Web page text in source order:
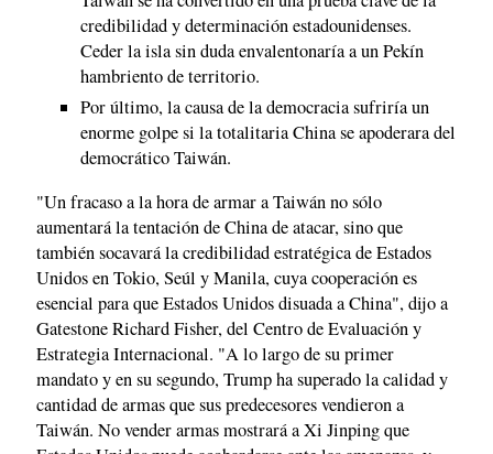
credibilidad y determinación estadounidenses.
Ceder la isla sin duda envalentonaría a un Pekín
hambriento de territorio.
Por último, la causa de la democracia sufriría un
enorme golpe si la totalitaria China se apoderara del
democrático Taiwán.
"Un fracaso a la hora de armar a Taiwán no sólo
aumentará la tentación de China de atacar, sino que
también socavará la credibilidad estratégica de Estados
Unidos en Tokio, Seúl y Manila, cuya cooperación es
esencial para que Estados Unidos disuada a China", dijo a
Gatestone Richard Fisher, del Centro de Evaluación y
Estrategia Internacional. "A lo largo de su primer
mandato y en su segundo, Trump ha superado la calidad y
cantidad de armas que sus predecesores vendieron a
Taiwán. No vender armas mostrará a Xi Jinping que